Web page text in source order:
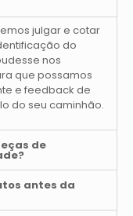
julgar e cotar
do
nos
que possamos
e feedback de
do seu caminhão.
de
antes da